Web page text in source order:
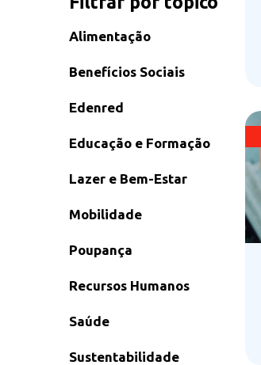
Alimentação
Benefícios Sociais
Edenred
Educação e Formação
Lazer e Bem-Estar
Mobilidade
Poupança
Recursos Humanos
Saúde
Sustentabilidade